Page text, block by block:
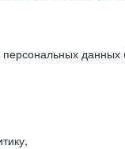
персональных